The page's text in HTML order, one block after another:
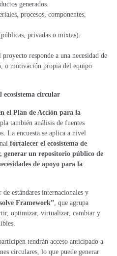
generados.
procesos, componentes,
privadas o mixtas).
responde a una necesidad de
o motivación propia del equipo
ecosistema circular
el Plan de Acción para la
también análisis de fuentes
La encuesta se aplica a nivel
fortalecer el ecosistema de
generar un repositorio público de
de apoyo para la
estándares internacionales y
Framework”, que agrupa
optimizar, virtualizar, cambiar y
tendrán acceso anticipado a
circulares, lo que puede generar